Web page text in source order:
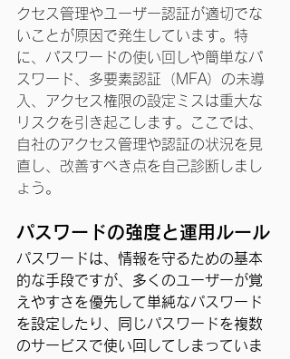
クセス管理やユーザー認証が適切でな
いことが原因で発生しています。特
に、パスワードの使い回しや簡単なパ
スワード、多要素認証（MFA）の未導
入、アクセス権限の設定ミスは重大な
リスクを引き起こします。ここでは、
自社のアクセス管理や認証の状況を見
直し、改善すべき点を自己診断しまし
ょう。
パスワードの強度と運用ルール
パスワードは、情報を守るための基本
的な手段ですが、多くのユーザーが覚
えやすさを優先して単純なパスワード
を設定したり、同じパスワードを複数
のサービスで使い回してしまっていま